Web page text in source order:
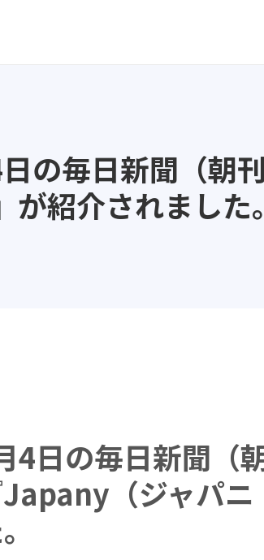
の毎日新聞（朝
紹介されました。
4日の毎日新聞（
（ジャパニ